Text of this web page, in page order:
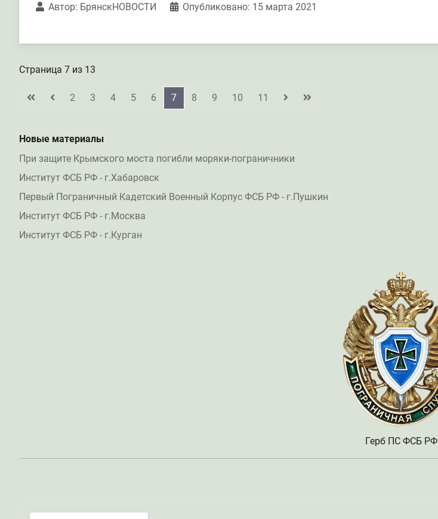
Автор: БрянскНОВОСТИ Опубликовано: 15 марта 2021
Страница 7 из 13
2 3 4 5 6 7 8 9 10 11
Новые материалы
При защите Крымского моста погибли моряки-пограничники
Институт ФСБ РФ - г.Хабаровск
Первый Пограничный Кадетский Военный Корпус ФСБ РФ - г.Пушкин
Институт ФСБ РФ - г.Москва
Институт ФСБ РФ - г.Курган
Герб ПС ФСБ РФ